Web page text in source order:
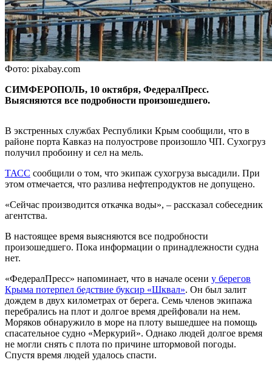
Фото: pixabay.com
СИМФЕРОПОЛЬ, 10 октября, ФедералПресс.
Выясняются все подробности произошедшего.
В экстренных службах Республики Крым сообщили, что в
районе порта Кавказ на полуострове произошло ЧП. Сухогруз
получил пробоину и сел на мель.
ТАСС сообщили о том, что экипаж сухогруза высадили. При
этом отмечается, что разлива нефтепродуктов не допущено.
«Сейчас производится откачка воды», – рассказал собеседник
агентства.
В настоящее время выясняются все подробности
произошедшего. Пока информации о принадлежности судна
нет.
«ФедералПресс» напоминает, что в начале осени у берегов
Крыма потерпел бедствие буксир «Шквал». Он был залит
дождем в двух километрах от берега. Семь членов экипажа
перебрались на плот и долгое время дрейфовали на нем.
Моряков обнаружило в море на плоту вышедшее на помощь
спасательное судно «Меркурий». Однако людей долгое время
не могли снять с плота по причине штормовой погоды.
Спустя время людей удалось спасти.